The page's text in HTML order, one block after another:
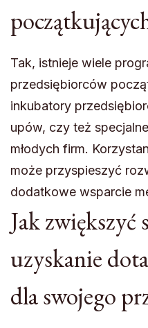
Tak, istnieje wiele
przedsiębiorców
inkubatory
upów, czy też
młodych firm.
może przyspieszyć
dodatkowe wsparcie
Jak zwiększyć
uzyskanie
dla swojego